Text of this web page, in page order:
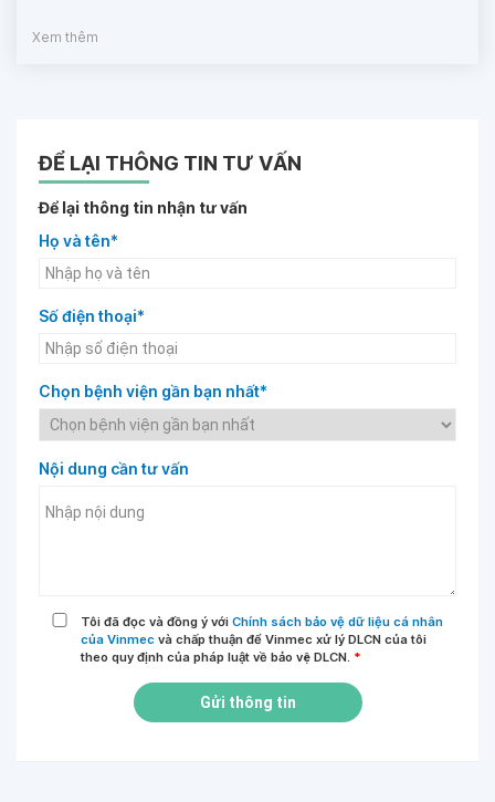
Xem thêm
ĐỂ LẠI THÔNG TIN TƯ VẤN
Để lại thông tin nhận tư vấn
Họ và tên*
Số điện thoại*
Chọn bệnh viện gần bạn nhất*
Nội dung cần tư vấn
Tôi đã đọc và đồng ý với Chính sách bảo vệ dữ liệu cá nhân
của Vinmec và chấp thuận để Vinmec xử lý DLCN của tôi
theo quy định của pháp luật về bảo vệ DLCN. *
Gửi thông tin